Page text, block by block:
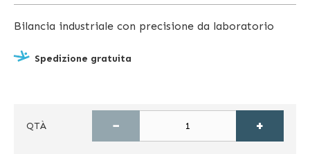
Bilancia industriale con precisione da laboratorio
Spedizione gratuita
QTÀ − +